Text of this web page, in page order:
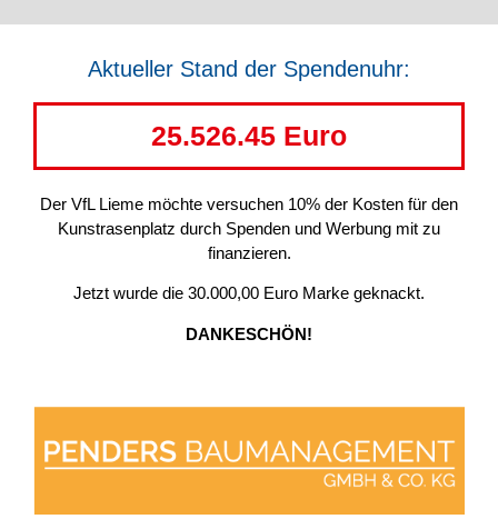
Aktueller Stand der Spendenuhr:
31.215.36 Euro
Der VfL Lieme möchte versuchen 10% der Kosten für den
Kunstrasenplatz durch Spenden und Werbung mit zu
finanzieren.
Jetzt wurde die 30.000,00 Euro Marke geknackt.
DANKESCHÖN!